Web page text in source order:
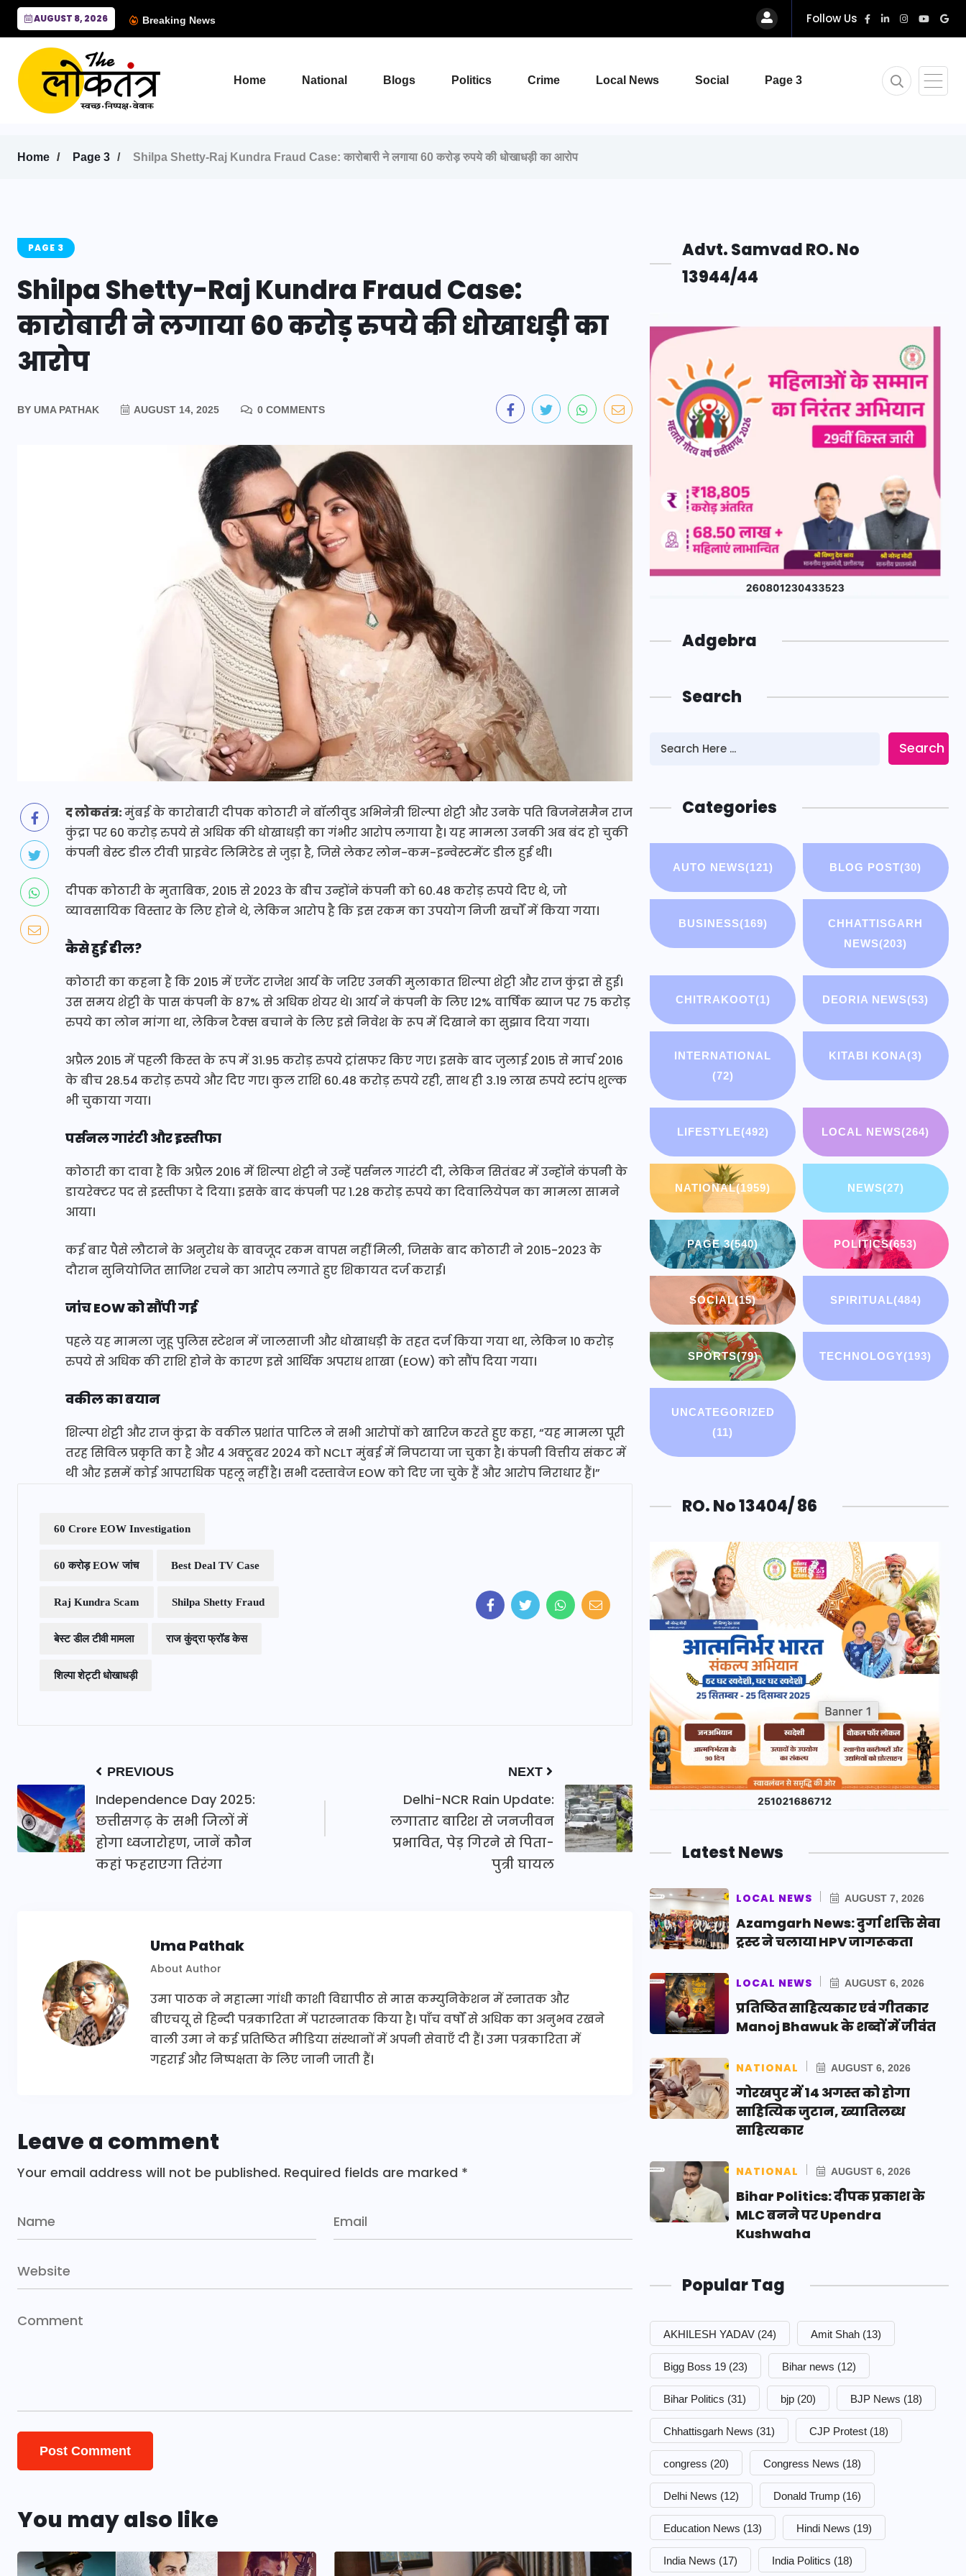
AUGUST 8, 2026 Breaking News Follow Us
Home National Blogs Politics Crime Local News Social Page 3
Home Page 3 Shilpa Shetty-Raj Kundra Fraud Case: कारोबारी ने लगाया 60 करोड़ रुपये की धोखाधड़ी का आरोप
PAGE 3
Shilpa Shetty-Raj Kundra Fraud Case:
कारोबारी ने लगाया 60 करोड़ रुपये की धोखाधड़ी का
आरोप
BY UMA PATHAK AUGUST 14, 2025 0 COMMENTS
द लोकतंत्र:मुंबई के कारोबारी दीपक कोठारी ने बॉलीवुड अभिनेत्री शिल्पा शेट्टी और उनके पति बिजनेसमैन राज
कुंद्रा पर 60 करोड़ रुपये से अधिक की धोखाधड़ी का गंभीर आरोप लगाया है। यह मामला उनकी अब बंद हो चुकी
कंपनी बेस्ट डील टीवी प्राइवेट लिमिटेड से जुड़ा है, जिसे लेकर लोन-कम-इन्वेस्टमेंट डील हुई थी।
दीपक कोठारी के मुताबिक, 2015 से 2023 के बीच उन्होंने कंपनी को 60.48 करोड़ रुपये दिए थे, जो
व्यावसायिक विस्तार के लिए होने थे, लेकिन आरोप है कि इस रकम का उपयोग निजी खर्चों में किया गया।
कैसे हुई डील?
कोठारी का कहना है कि 2015 में एजेंट राजेश आर्य के जरिए उनकी मुलाकात शिल्पा शेट्टी और राज कुंद्रा से हुई।
उस समय शेट्टी के पास कंपनी के 87% से अधिक शेयर थे। आर्य ने कंपनी के लिए 12% वार्षिक ब्याज पर 75 करोड़
रुपये का लोन मांगा था, लेकिन टैक्स बचाने के लिए इसे निवेश के रूप में दिखाने का सुझाव दिया गया।
अप्रैल 2015 में पहली किस्त के रूप में 31.95 करोड़ रुपये ट्रांसफर किए गए। इसके बाद जुलाई 2015 से मार्च 2016
के बीच 28.54 करोड़ रुपये और दिए गए। कुल राशि 60.48 करोड़ रुपये रही, साथ ही 3.19 लाख रुपये स्टांप शुल्क
भी चुकाया गया।
पर्सनल गारंटी और इस्तीफा
कोठारी का दावा है कि अप्रैल 2016 में शिल्पा शेट्टी ने उन्हें पर्सनल गारंटी दी, लेकिन सितंबर में उन्होंने कंपनी के
डायरेक्टर पद से इस्तीफा दे दिया। इसके बाद कंपनी पर 1.28 करोड़ रुपये का दिवालियेपन का मामला सामने
आया।
कई बार पैसे लौटाने के अनुरोध के बावजूद रकम वापस नहीं मिली, जिसके बाद कोठारी ने 2015-2023 के
दौरान सुनियोजित साजिश रचने का आरोप लगाते हुए शिकायत दर्ज कराई।
जांच EOW को सौंपी गई
पहले यह मामला जुहू पुलिस स्टेशन में जालसाजी और धोखाधड़ी के तहत दर्ज किया गया था, लेकिन 10 करोड़
रुपये से अधिक की राशि होने के कारण इसे आर्थिक अपराध शाखा (EOW) को सौंप दिया गया।
वकील का बयान
शिल्पा शेट्टी और राज कुंद्रा के वकील प्रशांत पाटिल ने सभी आरोपों को खारिज करते हुए कहा, “यह मामला पूरी
तरह सिविल प्रकृति का है और 4 अक्टूबर 2024 को NCLT मुंबई में निपटाया जा चुका है। कंपनी वित्तीय संकट में
थी और इसमें कोई आपराधिक पहलू नहीं है। सभी दस्तावेज EOW को दिए जा चुके हैं और आरोप निराधार हैं।”
60 Crore EOW Investigation
60 करोड़ EOW जांच Best Deal TV Case
Raj Kundra Scam Shilpa Shetty Fraud
बेस्ट डील टीवी मामला राज कुंद्रा फ्रॉड केस
शिल्पा शेट्टी धोखाधड़ी
PREVIOUS
Independence Day 2025:
छत्तीसगढ़ के सभी जिलों में
होगा ध्वजारोहण, जानें कौन
कहां फहराएगा तिरंगा
NEXT
Delhi-NCR Rain Update:
लगातार बारिश से जनजीवन
प्रभावित, पेड़ गिरने से पिता-
पुत्री घायल
Uma Pathak
About Author
उमा पाठक ने महात्मा गांधी काशी विद्यापीठ से मास कम्युनिकेशन में स्नातक और
बीएचयू से हिन्दी पत्रकारिता में परास्नातक किया है। पाँच वर्षों से अधिक का अनुभव रखने
वाली उमा ने कई प्रतिष्ठित मीडिया संस्थानों में अपनी सेवाएँ दी हैं। उमा पत्रकारिता में
गहराई और निष्पक्षता के लिए जानी जाती हैं।
Leave a comment
Your email address will not be published. Required fields are marked *
You may also like
Advt. Samvad RO. No
13944/44
Adgebra
Search
Search
Categories
AUTO NEWS(121) BLOG POST(30)
BUSINESS(169)
CHHATTISGARH
NEWS(203)
CHITRAKOOT(1) DEORIA NEWS(53)
INTERNATIONAL
(72)
KITABI KONA(3)
LIFESTYLE(492) LOCAL NEWS(264)
NATIONAL(1959) NEWS(27)
PAGE 3(540) POLITICS(653)
SOCIAL(15) SPIRITUAL(484)
SPORTS(79) TECHNOLOGY(193)
UNCATEGORIZED
(11)
RO. No 13404/ 86
Latest News
LOCAL NEWS AUGUST 7, 2026
Azamgarh News: दुर्गा शक्ति सेवा
ट्रस्ट ने चलाया HPV जागरूकता
LOCAL NEWS AUGUST 6, 2026
प्रतिष्ठित साहित्यकार एवं गीतकार
Manoj Bhawuk के शब्दों में जीवंत
NATIONAL AUGUST 6, 2026
गोरखपुर में 14 अगस्त को होगा
साहित्यिक जुटान, ख्यातिलब्ध
साहित्यकार
NATIONAL AUGUST 6, 2026
Bihar Politics: दीपक प्रकाश के
MLC बनने पर Upendra
Kushwaha
Popular Tag
AKHILESH YADAV (24) Amit Shah (13)
Bigg Boss 19 (23) Bihar news (12)
Bihar Politics (31) bjp (20) BJP News (18)
Chhattisgarh News (31) CJP Protest (18)
congress (20) Congress News (18)
Delhi News (12) Donald Trump (16)
Education News (13) Hindi News (19)
India News (17) India Politics (18)